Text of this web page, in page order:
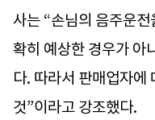
사는 “손님의 음주운
확히 예상한 경우가 아
다. 따라서 판매업자에
것”이라고 강조했다.